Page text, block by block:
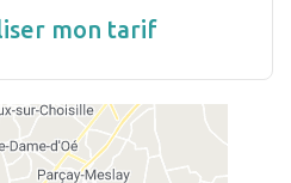
mon tarif